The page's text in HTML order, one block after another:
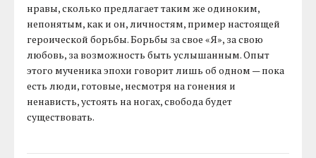
нравы, сколько предлагает таким же одиноким,
непонятым, как и он, личностям, пример настоящей
героической борьбы. Борьбы за свое «Я», за свою
любовь, за возможность быть услышанным. Опыт
этого мученика эпохи говорит лишь об одном — пока
есть люди, готовые, несмотря на гонения и
ненависть, устоять на ногах, свобода будет
существовать.